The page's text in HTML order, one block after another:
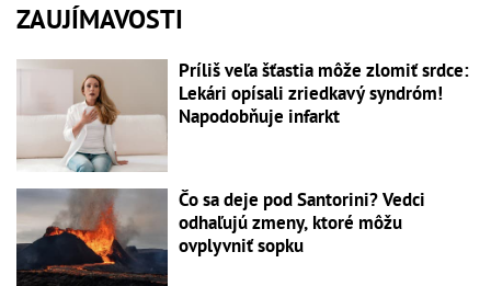
ZAUJÍMAVOSTI
Príliš veľa šťastia môže zlomiť srdce:
Lekári opísali zriedkavý syndróm!
Napodobňuje infarkt
Čo sa deje pod Santorini? Vedci
odhaľujú zmeny, ktoré môžu
ovplyvniť sopku